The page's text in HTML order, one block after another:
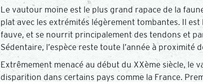
Le vautour moine est le plus grand rapace de la
plat avec les extrémités légèrement tombantes. Il
fauve, et se nourrit principalement des tendons et
Sédentaire, l’espèce reste toute l’année à proximité
Extrêmement menacé au début du XXème siècle, le
disparition dans certains pays comme la France.